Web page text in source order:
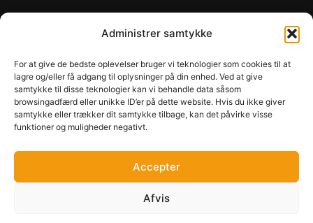
Administrer samtykke
For at give de bedste oplevelser bruger vi teknologier som cookies til at
lagre og/eller få adgang til oplysninger på din enhed. Ved at give
samtykke til disse teknologier kan vi behandle data såsom
browsingadfærd eller unikke ID’er på dette website. Hvis du ikke giver
samtykke eller trækker dit samtykke tilbage, kan det påvirke visse
funktioner og muligheder negativt.
Accepter
Afvis
Hirsemarken 5, st. th.
3520 Farum
Danmark
+45 48 16 50 00
info-dk@hamelinbrands.com